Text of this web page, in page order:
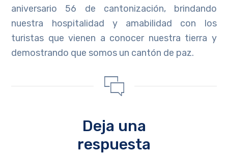
aniversario 56 de cantonización, brindando
nuestra hospitalidad y amabilidad con los
turistas que vienen a conocer nuestra tierra y
demostrando que somos un cantón de paz.
Deja una
respuesta